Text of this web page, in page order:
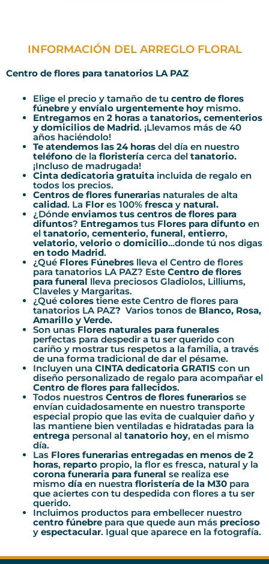
INFORMACIÓN DEL ARREGLO FLORAL
Centro de flores para tanatorios LA PAZ
Elige el precio y tamaño de tu centro de flores
fúnebre y envíalo urgentemente hoy mismo.
Entregamos en 2 horas a tanatorios, cementerios
y domicilios de Madrid. ¡Llevamos más de 40
años haciéndolo!
Te atendemos las 24 horas del día en nuestro
teléfono de la floristería cerca del tanatorio.
¡Incluso de madrugada!
Cinta dedicatoria gratuita incluida de regalo en
todos los precios.
Centros de flores funerarias naturales de alta
calidad. La Flores 100% fresca y natural.
¿Dónde enviamos tus centros de flores para
difuntos? Entregamos tus Flores para difunto en
el tanatorio, cementerio, funeral, entierro,
velatorio, velorio o domicilio…donde tú nos digas
en todo Madrid.
¿Qué Flores Fúnebres lleva el Centro de flores
para tanatorios LA PAZ? Este Centro de flores
para funeral lleva preciosos Gladiolos, Lilliums,
Claveles y Margaritas.
¿Qué colores tiene este Centro de flores para
tanatorios LA PAZ? Varios tonos de Blanco, Rosa,
Amarillo y Verde.
Son unas Flores naturales para funerales
perfectas para despedir a tu ser querido con
cariño y mostrar tus respetos a la familia, a través
de una forma tradicional de dar el pésame.
Incluyen una CINTA dedicatoria GRATIS con un
diseño personalizado de regalo para acompañar el
Centro de flores para fallecidos.
Todos nuestros Centros de flores funerarios se
envían cuidadosamente en nuestro transporte
especial propio que las evita de cualquier daño y
las mantiene bien ventiladas e hidratadas para la
entrega personal al tanatorio hoy, en el mismo
día.
Las Flores funerarias entregadas en menos de 2
horas, reparto propio, la flor es fresca, natural y la
corona funeraria para funeral se realiza ese
mismo día en nuestra floristería de la M30 para
que aciertes con tu despedida con flores a tu ser
querido.
Incluimos productos para embellecer nuestro
centro fúnebre para que quede aun más precioso
y espectacular. Igual que aparece en la fotografía.